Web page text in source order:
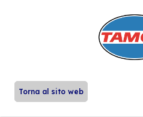
Torna al sito web